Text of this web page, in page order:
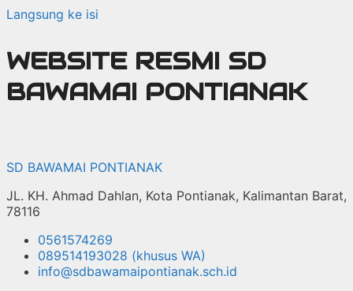
Langsung ke isi
WEBSITE RESMI SD
BAWAMAI PONTIANAK
SD BAWAMAI PONTIANAK
JL. KH. Ahmad Dahlan, Kota Pontianak, Kalimantan Barat,
78116
0561574269
089514193028 (khusus WA)
info@sdbawamaipontianak.sch.id